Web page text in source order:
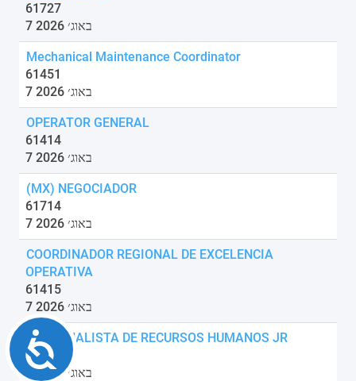
Accessibility
61727
7 באוג׳ 2026
Mechanical Maintenance Coordinator
61451
7 באוג׳ 2026
OPERATOR GENERAL
61414
7 באוג׳ 2026
(MX) NEGOCIADOR
61714
7 באוג׳ 2026
COORDINADOR REGIONAL DE EXCELENCIA
OPERATIVA
61415
7 באוג׳ 2026
(MX) ANALISTA DE RECURSOS HUMANOS JR
61707
7 באוג׳ 2026